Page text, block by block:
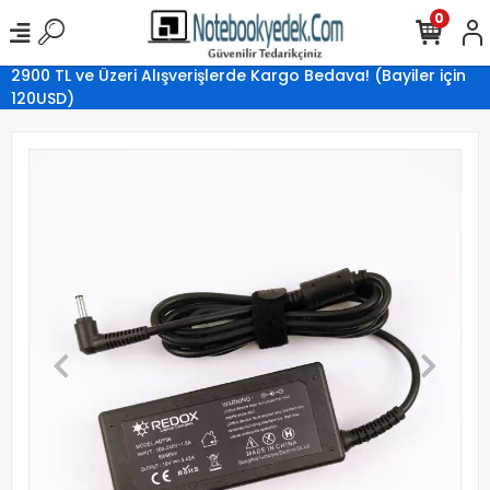
2900 TL ve Üzeri Alışverişlerde Kargo Bedava! (Bayiler için
120USD)
0